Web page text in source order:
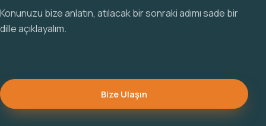
Konunuzu bize anlatın, atılacak bir sonraki adımı sade bir
dille açıklayalım.
Bize Ulaşın